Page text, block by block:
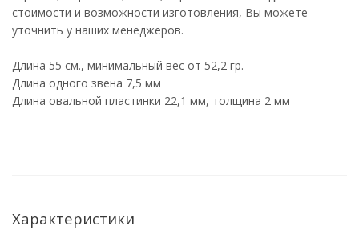
стоимости и возможности изготовления, Вы можете
уточнить у наших менеджеров.
Длина 55 см., минимальный вес от 52,2 гр.
Длина одного звена 7,5 мм
Длина овальной пластинки 22,1 мм, толщина 2 мм
Характеристики